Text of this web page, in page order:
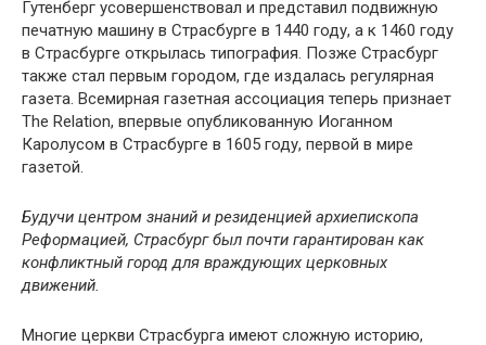
Гутенберг усовершенствовал и представил подвижную
печатную машину в Страсбурге в 1440 году, а к 1460 году
в Страсбурге открылась типография. Позже Страсбург
также стал первым городом, где издалась регулярная
газета. Всемирная газетная ассоциация теперь признает
The Relation, впервые опубликованную Иоганном
Каролусом в Страсбурге в 1605 году, первой в мире
газетой.
Будучи центром знаний и резиденцией архиепископа
Реформацией, Страсбург был почти гарантирован как
конфликтный город для враждующих церковных
движений.
Многие церкви Страсбурга имеют сложную историю,